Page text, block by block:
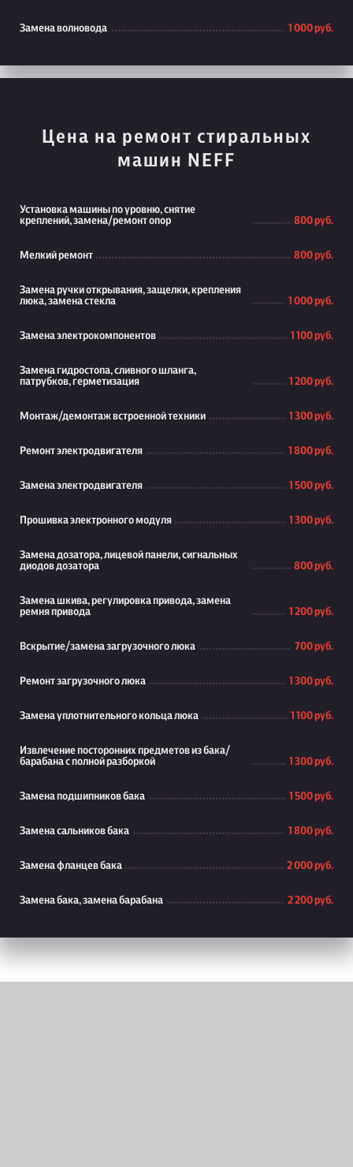
Замена волновода 1 000 руб.
Цена на ремонт стиральных
машин NEFF
Установка машины по уровню, снятие
креплений, замена/ремонт опор
800 руб.
Мелкий ремонт 800 руб.
Замена ручки открывания, защелки, крепления
люка, замена стекла
1 000 руб.
Замена электрокомпонентов 1 100 руб.
Замена гидростопа, сливного шланга,
патрубков, герметизация
1 200 руб.
Монтаж/демонтаж встроенной техники 1 300 руб.
Ремонт электродвигателя 1 800 руб.
Замена электродвигателя 1 500 руб.
Прошивка электронного модуля 1 300 руб.
Замена дозатора, лицевой панели, сигнальных
диодов дозатора
800 руб.
Замена шкива, регулировка привода, замена
ремня привода
1 200 руб.
Вскрытие/замена загрузочного люка 700 руб.
Ремонт загрузочного люка 1 300 руб.
Замена уплотнительного кольца люка 1 100 руб.
Извлечение посторонних предметов из бака/
барабана с полной разборкой
1 300 руб.
Замена подшипников бака 1 500 руб.
Замена сальников бака 1 800 руб.
Замена фланцев бака 2 000 руб.
Замена бака, замена барабана 2 200 руб.